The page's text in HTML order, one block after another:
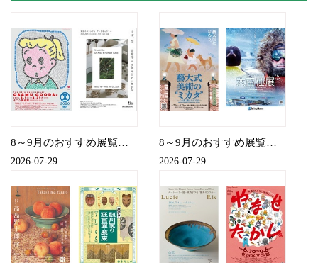
8～9月のおすすめ展覧会（入場）
2026-07-29
8～9月のおすすめ展覧会（割引）
2026-07-29